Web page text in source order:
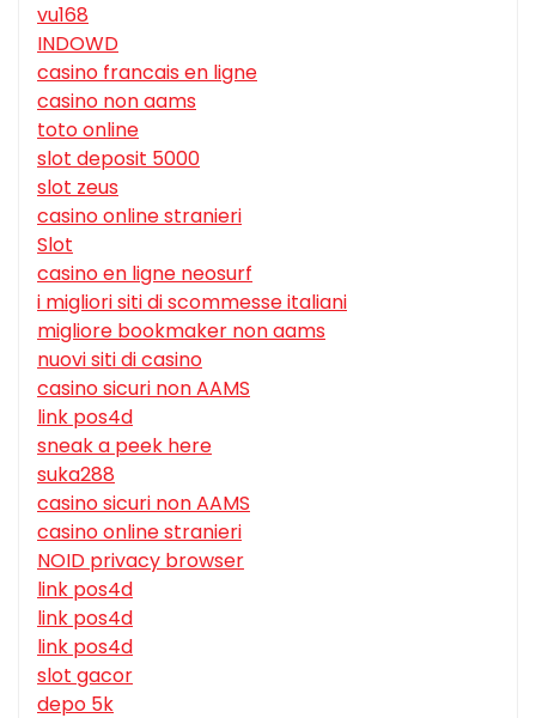
vu168
INDOWD
casino francais en ligne
casino non aams
toto online
slot deposit 5000
slot zeus
casino online stranieri
Slot
casino en ligne neosurf
i migliori siti di scommesse italiani
migliore bookmaker non aams
nuovi siti di casino
casino sicuri non AAMS
link pos4d
sneak a peek here
suka288
casino sicuri non AAMS
casino online stranieri
NOID privacy browser
link pos4d
link pos4d
link pos4d
slot gacor
depo 5k